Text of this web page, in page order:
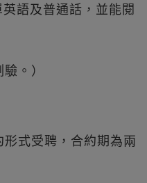
語及普通話，並能閱
。）
式受聘，合約期為兩